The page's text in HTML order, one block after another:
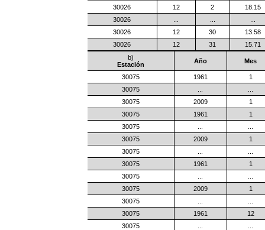
30026
12 2
18.15
30026
30026
12 30
13.58
30026
12 31
15.71
b)
Estación
Año Mes
30075 1961
1
30075
30075
2009
1
30075
1961
1
30075
30075
2009
1
30075
30075
1961
1
30075
30075
2009
1
30075
30075
1961
12
30075